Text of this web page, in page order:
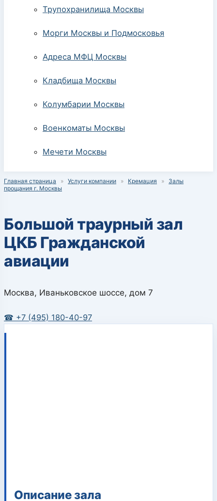
Трупохранилища Москвы
Морги Москвы и Подмосковья
Адреса МФЦ Москвы
Кладбища Москвы
Колумбарии Москвы
Военкоматы Москвы
Мечети Москвы
Главная страница » Услуги компании » Кремация »
Залы
прощания г. Москвы
Большой траурный зал
ЦКБ Гражданской
авиации
Москва, Иваньковское шоссе, дом 7
☎ +7 (495) 180-40-97
Описание зала